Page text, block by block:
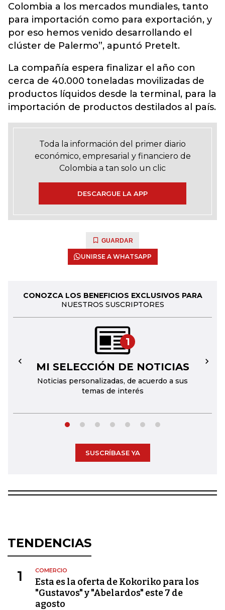
Colombia a los mercados mundiales, tanto
para importación como para exportación, y
por eso hemos venido desarrollando el
clúster de Palermo”, apuntó Pretelt.
La compañía espera finalizar el año con
cerca de 40.000 toneladas movilizadas de
productos líquidos desde la terminal, para la
importación de productos destilados al país.
Toda la información del primer diario
económico, empresarial y financiero de
Colombia a tan solo un clic
DESCARGUE LA APP
GUARDAR
UNIRSE A WHATSAPP
CONOZCA LOS BENEFICIOS EXCLUSIVOS PARA
NUESTROS SUSCRIPTORES
1
MI SELECCIÓN DE NOTICIAS
Noticias personalizadas, de acuerdo a sus
temas de interés
← →
SUSCRÍBASE YA
TENDENCIAS
1 COMERCIO
Esta es la oferta de Kokoriko para los
"Gustavos" y "Abelardos" este 7 de
agosto